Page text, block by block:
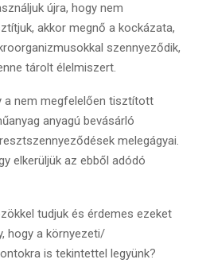
újra, hogy nem
akkor megnő a kockázata,
szennyeződik,
tárolt élelmiszert.
a nem megfelelően tisztított
anyagú bevásárló
melegágyai.
elkerüljük az ebből adódó
tudjuk és érdemes ezeket
hogy a környezeti/
is tekintettel legyünk?